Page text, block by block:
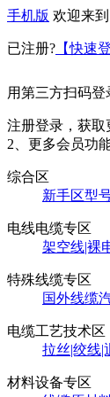
手机版 欢迎来
已注册? 【快速
用第三方扫码登
注册登录，获取
2、更多会员功能
综合区
新手区型
电线电缆专区
架空线|裸
特殊线缆专区
国外线缆
电缆工艺技术区
拉丝|绞线|
材料设备专区